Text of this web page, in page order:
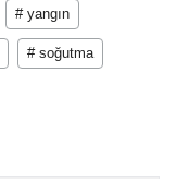
# yangın
# soğutma